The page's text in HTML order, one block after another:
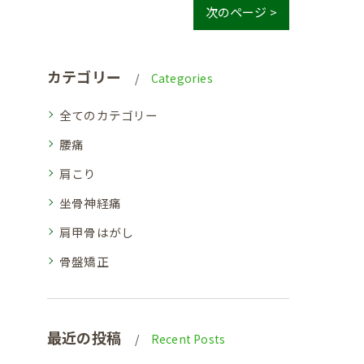
次のページ >
カテゴリー Categories
全てのカテゴリー
腰痛
肩こり
坐骨神経痛
肩甲骨はがし
骨盤矯正
最近の投稿 Recent Posts